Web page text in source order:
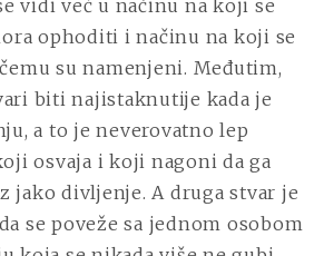
vidi već u načinu na koji se
ophoditi i načinu na koji se
su namenjeni. Međutim,
biti najistaknutije kada je
a to je neverovatno lep
osvaja i koji nagoni da ga
jako divljenje. A druga stvar je
se poveže sa jednom osobom